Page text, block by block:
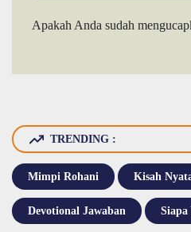
Apakah Anda sudah
TRENDING :
Mimpi Rohani Kisah
Devotional Jawaban Siapa